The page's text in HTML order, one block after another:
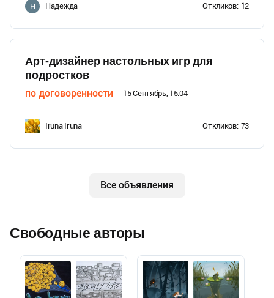
Н Надежда Откликов: 12
Арт-дизайнер настольных игр для
подростков
по договоренности 15 Сентябрь, 15:04
Iruna Iruna Откликов: 73
Все объявления
Свободные авторы